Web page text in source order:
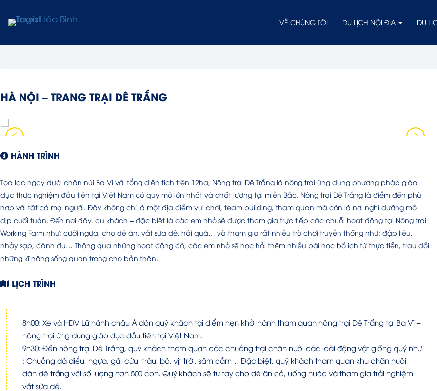
VỀ CHÚNG TÔI DU LỊCH NỘI ĐỊA DU
HÀ NỘI – TRANG TRẠI DÊ TRẮNG
HÀNH TRÌNH
Tọa lạc ngay dưới chân núi Ba Vì với tổng diện tích trên 12ha, Nông trại Dê Trắng là nông trại ứng dụng phương pháp giáo
dục thực nghiệm đầu tiên tại Việt Nam có quy mô lớn nhất và chất lượng tại miền Bắc. Nông trại Dê Trắng là điểm đến phù
hợp với tất cả mọi người. Đây không chỉ là một địa điểm vui chơi, team building, tham quan mà còn là nơi nghỉ dưỡng mỗi
dịp cuối tuần. Đến nơi đây, du khách – đặc biệt là các em nhỏ sẽ được tham gia trực tiếp các chuỗi hoạt động tại Nông trại
Working Farm như: cưỡi ngựa, cho dê ăn, vắt sữa dê, hái quả… và tham gia rất nhiều trò chơi truyền thống như: đập liêu,
nhảy sạp, đánh đu… Thông qua những hoạt động đó, các em nhỏ sẽ học hỏi thêm nhiều bài học bổ ích từ thực tiễn, trau dồi
những kĩ năng sống quan trọng cho bản thân.
LỊCH TRÌNH
8h00: Xe và HDV Lữ hành châu Á đón quý khách tại điểm hẹn khởi hành tham quan nông trại Dê Trắng tại Ba Vì –
nông trại ứng dụng giáo dục đầu tiên tại Việt Nam.
9h30: Đến nông trại Dê Trắng, quý khách tham quan các chuồng trại chăn nuôi các loài động vật giống quý như
: Chuồng đà điểu, ngựa, gà, cừu, trâu, bò, vịt trời, sâm cầm… Đặc biệt, quý khách tham quan khu chăn nuôi
đàn dê trắng với số lượng hơn 500 con. Quý khách sẽ tự tay cho dê ăn cỏ, uống nước và tham gia trải nghiệm
vắt sữa dê.